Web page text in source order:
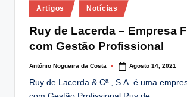
Posted
in
Artigos Notícias
Ruy de Lacerda – Empresa
com Gestão Profissional
Posted
António Nogueira da Costa Agosto 14, 2021
Ruy de Lacerda & Cª., S.A. é uma